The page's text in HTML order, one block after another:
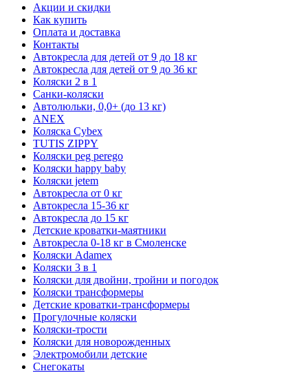
Акции и скидки
Как купить
Оплата и доставка
Контакты
Автокресла для детей от 9 до 18 кг
Автокресла для детей от 9 до 36 кг
Коляски 2 в 1
Санки-коляски
Автолюльки, 0,0+ (до 13 кг)
ANEX
Коляска Cybex
TUTIS ZIPPY
Коляски peg perego
Коляски happy baby
Коляски jetem
Автокресла от 0 кг
Автокресла 15-36 кг
Автокресла до 15 кг
Детские кроватки-маятники
Автокресла 0-18 кг в Смоленске
Коляски Adamex
Коляски 3 в 1
Коляски для двойни, тройни и погодок
Коляски трансформеры
Детские кроватки-трансформеры
Прогулочные коляски
Коляски-трости
Коляски для новорожденных
Электромобили детские
Снегокаты